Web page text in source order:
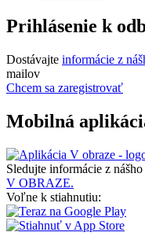
Prihlásenie k
Dostávajte informácie z
mailov
Chcem sa zaregistrovať
Mobilná
Sledujte informácie z
V OBRAZE.
Voľne k stiahnutiu: